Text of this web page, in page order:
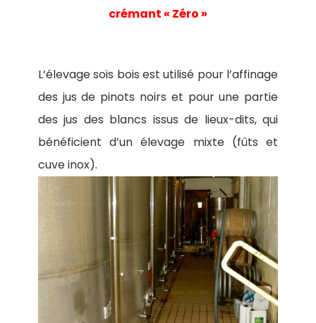
crémant « Zéro »
L’élevage sois bois est utilisé pour l’affinage
des jus de pinots noirs et pour une partie
des jus des blancs issus de lieux-dits, qui
bénéficient d’un élevage mixte (fûts et
cuve inox).